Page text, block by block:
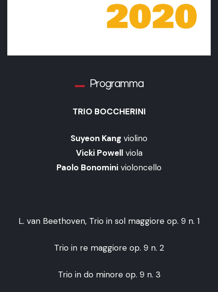
Programma
TRIO BOCCHERINI
Suyeon Kang violino
Vicki Powellviola
Paolo Bonomini violoncello
L. van Beethoven, Trio in sol maggiore op. 9 n. 1
Trio in re maggiore op. 9 n. 2
Trio in do minore op. 9 n. 3